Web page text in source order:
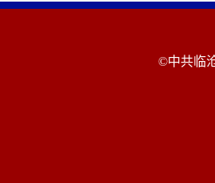
©中共临